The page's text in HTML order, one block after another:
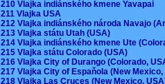
210 Vlajka indiánského kmene Yavapai
211 Vlajka USA
212 Vlajka indiánského národa Navajo
213 Vlajka státu Utah (USA)
214 Vlajka indiánského kmene Ute
215 Vlajka státu Colorado (USA)
216 Vlajka City of Durango (Colorado,
217 Vlajka City of Espaňola (New
218 Vlajka Las Cruces (New Mexico,